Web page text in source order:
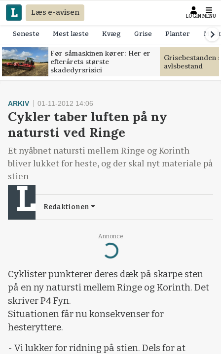
Læs e-avisen LOGIN MENU
Seneste Mest læste Kvæg Grise Planter
Før såmaskinen kører: Her er
efterårets største
skadedyrsrisici
Grisebestanden
avlsbestand
Annonce
Loading...
ARKIV 01-11-2012 14:06
Cykler taber luften på ny
natursti ved Ringe
Et nyåbnet natursti mellem Ringe og Korinth
bliver lukket for heste, og der skal nyt materiale på
stien
Redaktionen
Cyklister punkterer deres dæk på skarpe sten
på en ny natursti mellem Ringe og Korinth. Det
skriver P4 Fyn.
Situationen får nu konsekvenser for
hesteryttere.
- Vi lukker for ridning på stien. Dels for at